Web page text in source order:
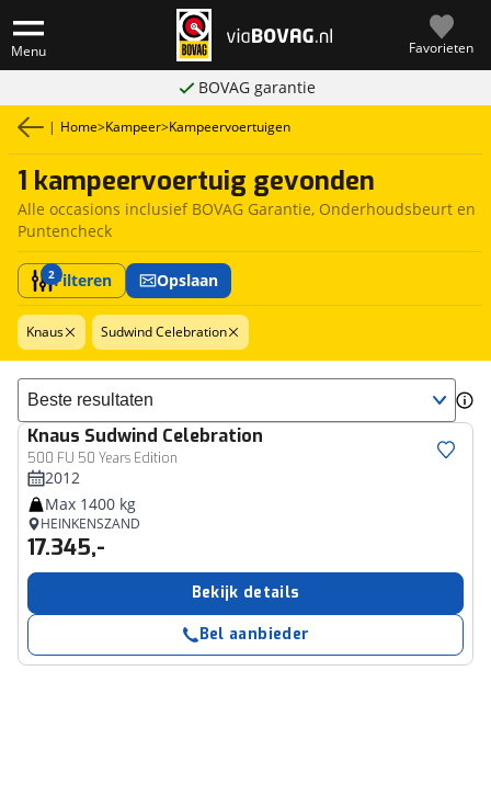
Menu Favorieten
BOVAG garantie
| Home>Kampeer>Kampeervoertuigen
1 kampeervoertuig gevonden
Alle occasions inclusief BOVAG Garantie, Onderhoudsbeurt en
Puntencheck
2Filteren Opslaan
Knaus Sudwind Celebration
Sorteer resultaten
Knaus Sudwind Celebration
500 FU 50 Years Edition
2012
Max 1400 kg
HEINKENSZAND
17.345,-
Bekijk details
Bel aanbieder